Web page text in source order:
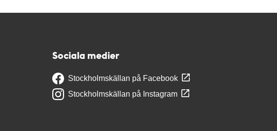
Sociala medier
Stockholmskällan på Facebook
Stockholmskällan på Instagram